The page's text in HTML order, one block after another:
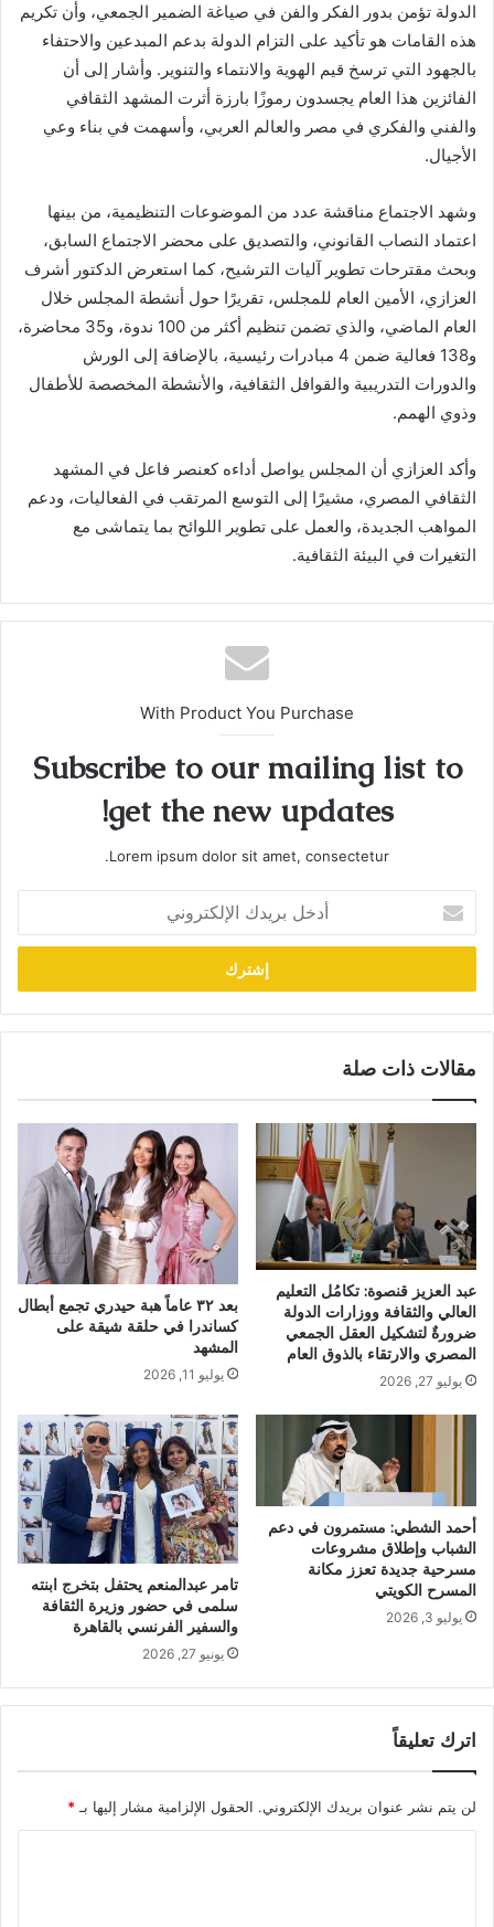
الدولة تؤمن بدور الفكر والفن في صياغة الضمير الجمعي، وأن تكريم
هذه القامات هو تأكيد على التزام الدولة بدعم المبدعين والاحتفاء
بالجهود التي ترسخ قيم الهوية والانتماء والتنوير. وأشار إلى أن
الفائزين هذا العام يجسدون رموزًا بارزة أثرت المشهد الثقافي
والفني والفكري في مصر والعالم العربي، وأسهمت في بناء وعي
الأجيال.
وشهد الاجتماع مناقشة عدد من الموضوعات التنظيمية، من بينها
اعتماد النصاب القانوني، والتصديق على محضر الاجتماع السابق،
وبحث مقترحات تطوير آليات الترشيح، كما استعرض الدكتور أشرف
العزازي، الأمين العام للمجلس، تقريرًا حول أنشطة المجلس خلال
العام الماضي، والذي تضمن تنظيم أكثر من 100 ندوة، و35 محاضرة،
و138 فعالية ضمن 4 مبادرات رئيسية، بالإضافة إلى الورش
والدورات التدريبية والقوافل الثقافية، والأنشطة المخصصة للأطفال
وذوي الهمم.
وأكد العزازي أن المجلس يواصل أداءه كعنصر فاعل في المشهد
الثقافي المصري، مشيرًا إلى التوسع المرتقب في الفعاليات، ودعم
المواهب الجديدة، والعمل على تطوير اللوائح بما يتماشى مع
التغيرات في البيئة الثقافية.
With Product You Purchase
Subscribe to our mailing list to
get the new updates!
Lorem ipsum dolor sit amet, consectetur.
بريدك
الإلكتروني
مقالات ذات صلة
عبد العزيز قنصوة: تكامُل التعليم
العالي والثقافة ووزارات الدولة
ضرورةٌ لتشكيل العقل الجمعي
المصري والارتقاء بالذوق العام
يوليو 27, 2026
بعد ٣٢ عاماً هبة حيدري تجمع أبطال
كساندرا في حلقة شيقة على
المشهد
يوليو 11, 2026
أحمد الشطي: مستمرون في دعم
الشباب وإطلاق مشروعات
مسرحية جديدة تعزز مكانة
المسرح الكويتي
يوليو 3, 2026
تامر عبدالمنعم يحتفل بتخرج ابنته
سلمى في حضور وزيرة الثقافة
والسفير الفرنسي بالقاهرة
يونيو 27, 2026
اترك تعليقاً
لن يتم نشر عنوان بريدك الإلكتروني. الحقول الإلزامية مشار إليها بـ *